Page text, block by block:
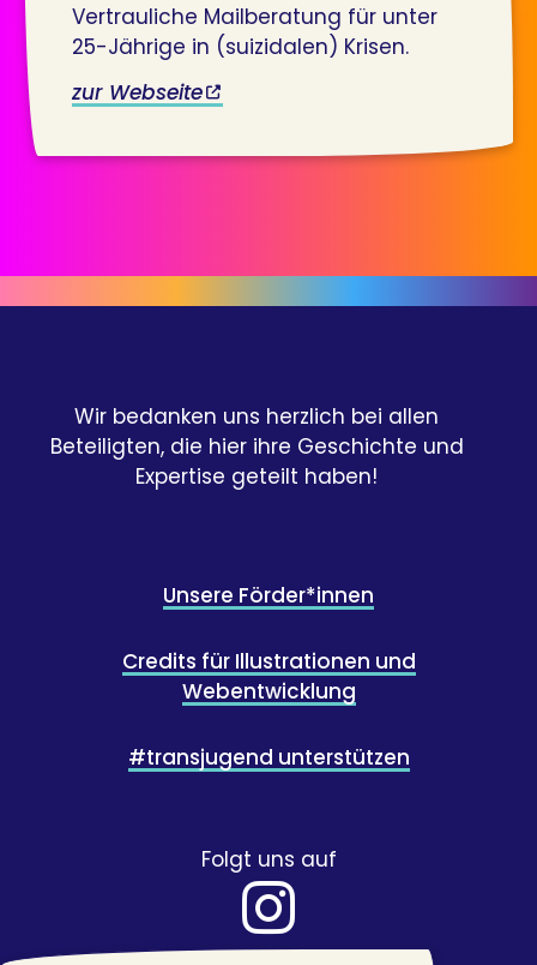
Vertrauliche Mailberatung für unter
25-Jährige in (suizidalen) Krisen.
zur Webseite
Wir bedanken uns herzlich bei allen
Beteiligten, die hier ihre Geschichte und
Expertise geteilt haben!
Unsere Förder*innen
Credits für Illustrationen und
Webentwicklung
#transjugend unterstützen
Folgt uns auf